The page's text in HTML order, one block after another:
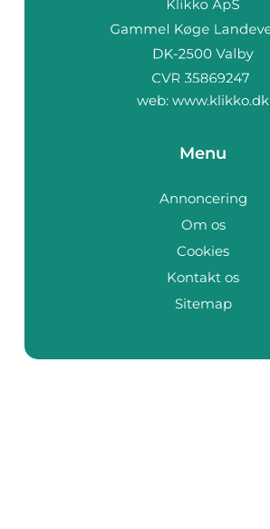
web: www.klikko.dk
Menu
Annoncering
Om os
Cookies
Kontakt os
Sitemap